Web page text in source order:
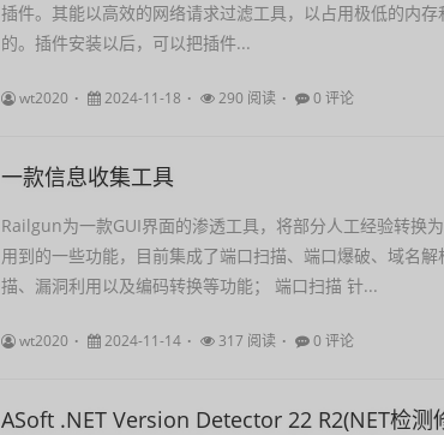
插件。其能以高效的网络请求过滤工具，以占用极低的内存
的。插件安装以后，可以把插件...
wt2020 2024-11-18 290 阅读 0 评论
一款信息收集工具
Railgun为一款GUI界面的渗透工具，将部分人工经验转换
用到的一些功能，目前集成了端口扫描、端口爆破、域名
描、漏洞利用以及编码转换等功能； 端口扫描 针...
wt2020 2024-11-14 317 阅读 0 评论
ASoft .NET Version Detector 22 R2(NET检测